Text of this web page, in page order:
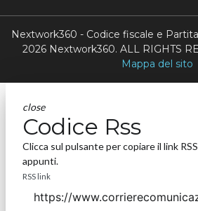
Nextwork360 - Codice fiscale e
2026 Nextwork360. ALL RIGHTS
Mappa del sito
close
Codice Rss
Clicca sul pulsante per copiare il link
appunti.
RSS link